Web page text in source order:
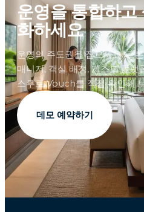
운영을 통합하고
화하세요
운영의 주도권을 잡으세요. 프
매니저, 객실 배정, 게스트 플
스루로 Vouch를 직접 확인해
데모 예약하기